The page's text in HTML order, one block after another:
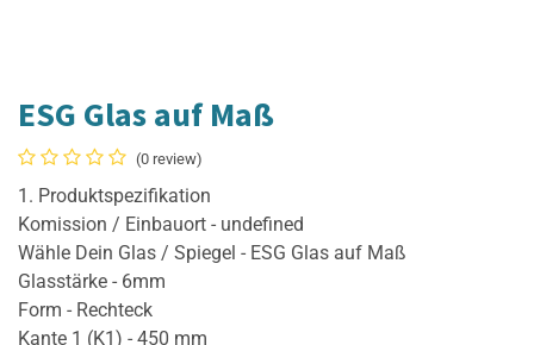
ESG Glas auf Maß
(0 review)
1. Produktspezifikation
Komission / Einbauort - undefined
Wähle Dein Glas / Spiegel - ESG Glas auf Maß
Glasstärke - 6mm
Form - Rechteck
Kante 1 (K1) - 450 mm